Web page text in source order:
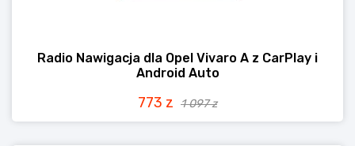
Radio Nawigacja dla Opel Vivaro A z CarPlay i
Android Auto
773 z 1 097 z